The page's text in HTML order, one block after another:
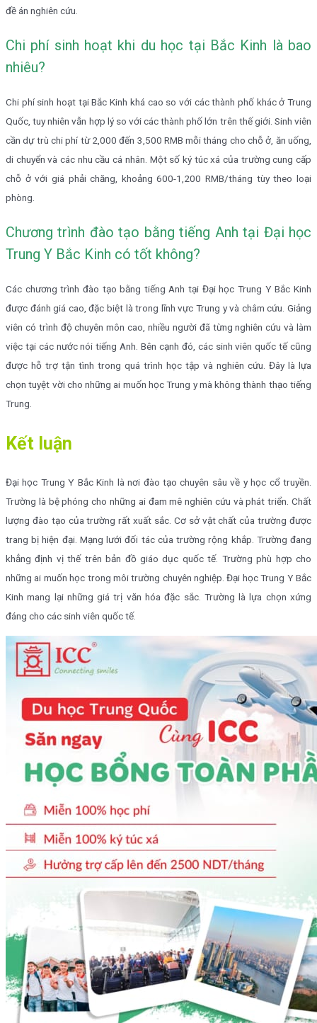
đề án nghiên cứu.
Chi phí sinh hoạt khi du học tại Bắc Kinh là bao
nhiêu?
Chi phí sinh hoạt tại Bắc Kinh khá cao so với các thành phố khác ở Trung
Quốc, tuy nhiên vẫn hợp lý so với các thành phố lớn trên thế giới. Sinh viên
cần dự trù chi phí từ 2,000 đến 3,500 RMB mỗi tháng cho chỗ ở, ăn uống,
di chuyển và các nhu cầu cá nhân. Một số ký túc xá của trường cung cấp
chỗ ở với giá phải chăng, khoảng 600-1,200 RMB/tháng tùy theo loại
phòng.
Chương trình đào tạo bằng tiếng Anh tại Đại học
Trung Y Bắc Kinh có tốt không?
Các chương trình đào tạo bằng tiếng Anh tại Đại học Trung Y Bắc Kinh
được đánh giá cao, đặc biệt là trong lĩnh vực Trung y và châm cứu. Giảng
viên có trình độ chuyên môn cao, nhiều người đã từng nghiên cứu và làm
việc tại các nước nói tiếng Anh. Bên cạnh đó, các sinh viên quốc tế cũng
được hỗ trợ tận tình trong quá trình học tập và nghiên cứu. Đây là lựa
chọn tuyệt vời cho những ai muốn học Trung y mà không thành thạo tiếng
Trung.
Kết luận
Đại học Trung Y Bắc Kinh là nơi đào tạo chuyên sâu về y học cổ truyền.
Trường là bệ phóng cho những ai đam mê nghiên cứu và phát triển. Chất
lượng đào tạo của trường rất xuất sắc. Cơ sở vật chất của trường được
trang bị hiện đại. Mạng lưới đối tác của trường rộng khắp. Trường đang
khẳng định vị thế trên bản đồ giáo dục quốc tế. Trường phù hợp cho
những ai muốn học trong môi trường chuyên nghiệp. Đại học Trung Y Bắc
Kinh mang lại những giá trị văn hóa đặc sắc. Trường là lựa chọn xứng
đáng cho các sinh viên quốc tế.